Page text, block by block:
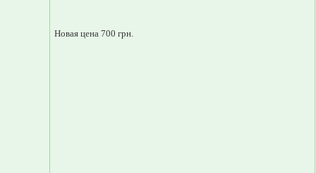
Новая цена 700 грн.